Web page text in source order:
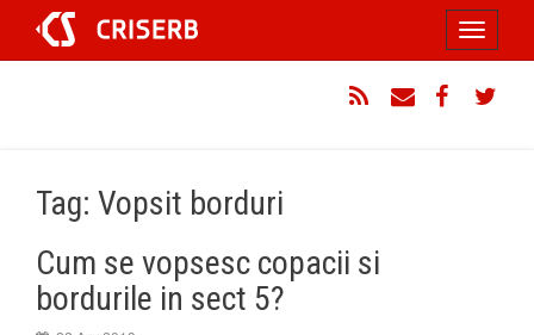
conținut
Toggle
Tag: Vopsit borduri
Cum se vopsesc copacii si
bordurile in sect 5?